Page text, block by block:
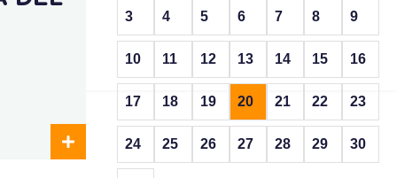
3 4 5 6 7 8 9
10 11 12 13 14 15 16
17 18 19 20 21 22 23
24 25 26 27 28 29 30